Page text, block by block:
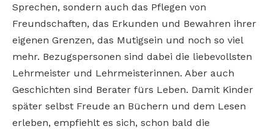
Sprechen, sondern auch das Pflegen von
Freundschaften, das Erkunden und Bewahren ihrer
eigenen Grenzen, das Mutigsein und noch so viel
mehr. Bezugspersonen sind dabei die liebevollsten
Lehrmeister und Lehrmeisterinnen. Aber auch
Geschichten sind Berater fürs Leben. Damit Kinder
später selbst Freude an Büchern und dem Lesen
erleben, empfiehlt es sich, schon bald die